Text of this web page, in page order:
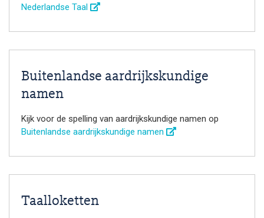
Nederlandse Taal
Buitenlandse aardrijkskundige
namen
Kijk voor de spelling van aardrijkskundige namen op
Buitenlandse aardrijkskundige namen
Taalloketten